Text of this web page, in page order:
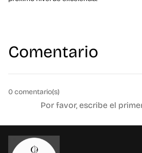
Comentario
0comentario(s)
Por favor, escribe el